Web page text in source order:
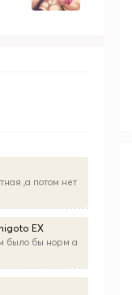
,а потом нет
EX
было бы норм а